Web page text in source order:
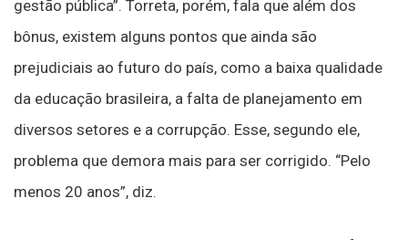
gestão pública”. Torreta, porém, fala que além dos
bônus, existem alguns pontos que ainda são
prejudiciais ao futuro do país, como a baixa qualidade
da educação brasileira, a falta de planejamento em
diversos setores e a corrupção. Esse, segundo ele,
problema que demora mais para ser corrigido. “Pelo
menos 20 anos”, diz.